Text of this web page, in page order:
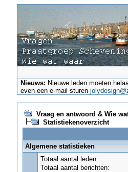
Nieuws: Nieuwe leden moeten
even een e-mail sturen
Vraag en antwoord & Wie
Statistiekenoverzicht
Algemene statistieken
Totaal aantal leden:
Totaal aantal berichten: